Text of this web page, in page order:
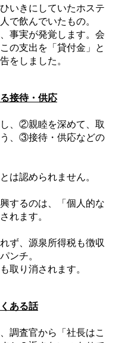
いきにしていたホステ
で飲んでいたもの。
事実が発覚します。会
の支出を「貸付金」と
をしました。
接待・供応
、②親睦を深めて、取
、③接待・供応などの
は認められません。
するのは、「個人的な
れます。
ず、源泉所得税も徴収
ンチ。
取り消されます。
ある話
調査官から「社長はこ